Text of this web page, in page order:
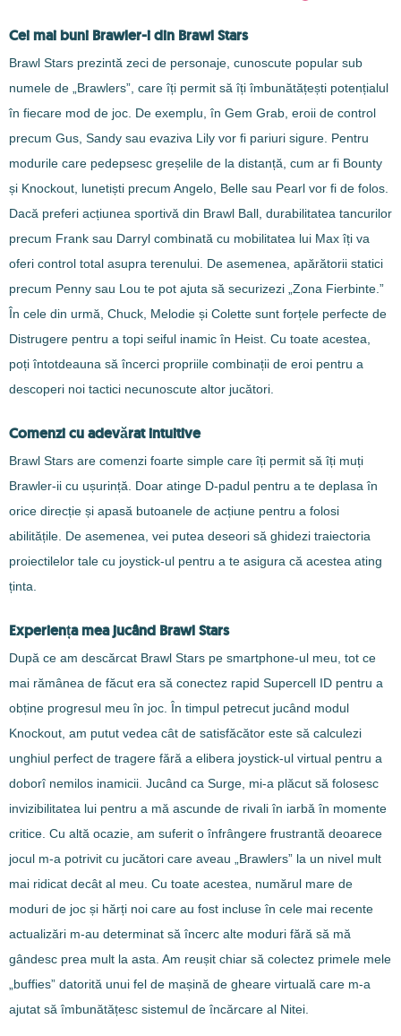
Cei mai buni Brawler-i din Brawl Stars
Brawl Stars prezintă zeci de personaje, cunoscute popular sub
numele de „Brawlers”, care îți permit să îți îmbunătățești potențialul
în fiecare mod de joc. De exemplu, în Gem Grab, eroii de control
precum Gus, Sandy sau evaziva Lily vor fi pariuri sigure. Pentru
modurile care pedepsesc greșelile de la distanță, cum ar fi Bounty
și Knockout, lunetiști precum Angelo, Belle sau Pearl vor fi de folos.
Dacă preferi acțiunea sportivă din Brawl Ball, durabilitatea tancurilor
precum Frank sau Darryl combinată cu mobilitatea lui Max îți va
oferi control total asupra terenului. De asemenea, apărătorii statici
precum Penny sau Lou te pot ajuta să securizezi „Zona Fierbinte.”
În cele din urmă, Chuck, Melodie și Colette sunt forțele perfecte de
Distrugere pentru a topi seiful inamic în Heist. Cu toate acestea,
poți întotdeauna să încerci propriile combinații de eroi pentru a
descoperi noi tactici necunoscute altor jucători.
Comenzi cu adevărat intuitive
Brawl Stars are comenzi foarte simple care îți permit să îți muți
Brawler-ii cu ușurință. Doar atinge D-padul pentru a te deplasa în
orice direcție și apasă butoanele de acțiune pentru a folosi
abilitățile. De asemenea, vei putea deseori să ghidezi traiectoria
proiectilelor tale cu joystick-ul pentru a te asigura că acestea ating
ținta.
Experiența mea jucând Brawl Stars
După ce am descărcat Brawl Stars pe smartphone-ul meu, tot ce
mai rămânea de făcut era să conectez rapid Supercell ID pentru a
obține progresul meu în joc. În timpul petrecut jucând modul
Knockout, am putut vedea cât de satisfăcător este să calculezi
unghiul perfect de tragere fără a elibera joystick-ul virtual pentru a
doborî nemilos inamicii. Jucând ca Surge, mi-a plăcut să folosesc
invizibilitatea lui pentru a mă ascunde de rivali în iarbă în momente
critice. Cu altă ocazie, am suferit o înfrângere frustrantă deoarece
jocul m-a potrivit cu jucători care aveau „Brawlers” la un nivel mult
mai ridicat decât al meu. Cu toate acestea, numărul mare de
moduri de joc și hărți noi care au fost incluse în cele mai recente
actualizări m-au determinat să încerc alte moduri fără să mă
gândesc prea mult la asta. Am reușit chiar să colectez primele mele
„buffies” datorită unui fel de mașină de gheare virtuală care m-a
ajutat să îmbunătățesc sistemul de încărcare al Nitei.